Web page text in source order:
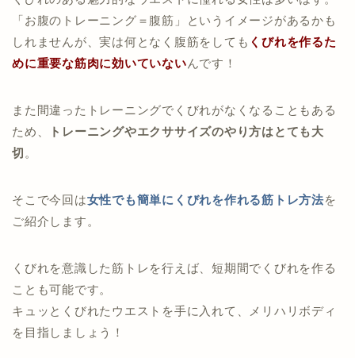
「お腹のトレーニング＝腹筋」というイメージがあるかも
しれませんが、実は何となく腹筋をしても くびれを作るた
めに重要な筋肉に効いていないんです！
また間違ったトレーニングでくびれがなくなることもある
ため、
トレーニングやエクササイズのやり方はとても大
切 。
そこで今回は女性でも簡単にくびれを作れる筋トレ方法を
ご紹介します。
くびれを意識した筋トレを行えば、短期間でくびれを作る
ことも可能です。
キュッとくびれたウエストを手に入れて、メリハリボディ
を目指しましょう！